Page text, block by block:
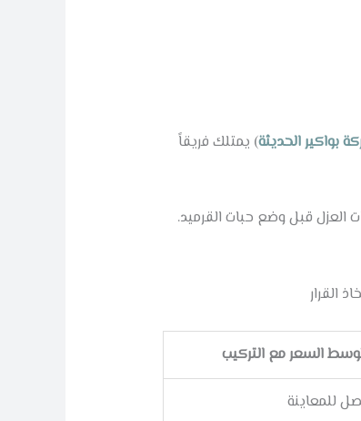
بواكير الحديثة) يمتلك فريقاً
العزل قبل وضع حبات القرميد.
القرار
السعر مع التركيب
للمعاينة